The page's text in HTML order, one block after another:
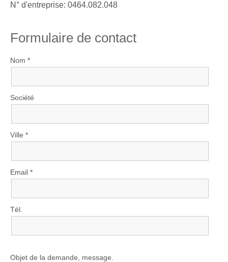
N° d'entreprise: 0464.082.048
Formulaire de contact
Nom *
Société
Ville *
Email *
Tél.
Objet de la demande, message.